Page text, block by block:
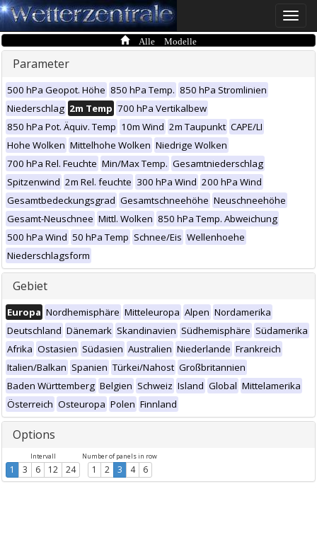
Toggle
Alle Modelle
Parameter
500 hPa Geopot. Höhe 850 hPa Temp. 850 hPa Stromlinien
Niederschlag 2m Temp 700 hPa Vertikalbew
850 hPa Pot. Äquiv. Temp 10m Wind 2m Taupunkt CAPE/LI
Hohe Wolken Mittelhohe Wolken Niedrige Wolken
700 hPa Rel. Feuchte Min/Max Temp. Gesamtniederschlag
Spitzenwind 2m Rel. feuchte 300 hPa Wind 200 hPa Wind
Gesamtbedeckungsgrad Gesamtschneehöhe Neuschneehöhe
Gesamt-Neuschnee Mittl. Wolken 850 hPa Temp. Abweichung
500 hPa Wind 50 hPa Temp Schnee/Eis Wellenhoehe
Niederschlagsform
Gebiet
Europa Nordhemisphäre Mitteleuropa Alpen Nordamerika
Deutschland Dänemark Skandinavien Südhemisphäre Südamerika
Afrika Ostasien Südasien Australien Niederlande Frankreich
Italien/Balkan Spanien Türkei/Nahost Großbritannien
Baden Württemberg Belgien Schweiz Island Global Mittelamerika
Österreich Osteuropa Polen Finnland
Options
Intervall
1 3 6 12 24
Number of panels in row
1 2 3 4 6